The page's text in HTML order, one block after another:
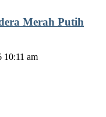
Merah Putih
10:11 am